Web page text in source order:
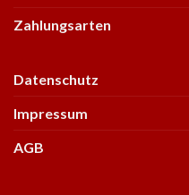
Zahlungsarten
Datenschutz
Impressum
AGB